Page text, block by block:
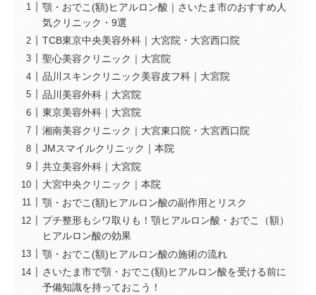
顎・おでこ(額)ヒアルロン酸｜さいたま市のおすすめ人
気クリニック・9選
TCB東京中央美容外科｜大宮院・大宮西口院
聖心美容クリニック｜大宮院
品川スキンクリニック美容皮フ科｜大宮院
品川美容外科｜大宮院
東京美容外科｜大宮院
湘南美容クリニック｜大宮東口院・大宮西口院
JMスマイルクリニック｜本院
共立美容外科｜大宮院
大宮中央クリニック｜本院
顎・おでこ(額)ヒアルロン酸の副作用とリスク
プチ整形もシワ取りも！顎ヒアルロン酸・おでこ（額）
ヒアルロン酸の効果
顎・おでこ(額)ヒアルロン酸の施術の流れ
さいたま市で顎・おでこ(額)ヒアルロン酸を受ける前に
予備知識を持っておこう！